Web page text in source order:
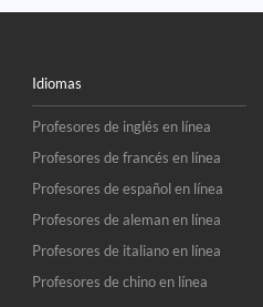
Idiomas
Profesores de inglés en línea
Profesores de francés en línea
Profesores de español en línea
Profesores de aleman en línea
Profesores de italiano en línea
Profesores de chino en línea